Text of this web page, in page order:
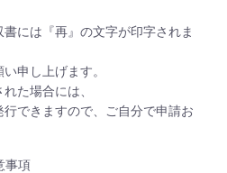
には『再』の文字が印字されま
申し上げます。
た場合には、
できますので、ご自分で申請お
事項